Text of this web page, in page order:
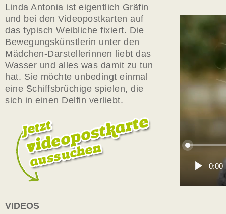
Linda Antonia ist eigentlich Gräfin
und bei den Videopostkarten auf
das typisch Weibliche fixiert. Die
Bewegungskünstlerin unter den
Mädchen-Darstellerinnen liebt das
Wasser und alles was damit zu tun
hat. Sie möchte unbedingt einmal
eine Schiffsbrüchige spielen, die
sich in einen Delfin verliebt.
VIDEOS